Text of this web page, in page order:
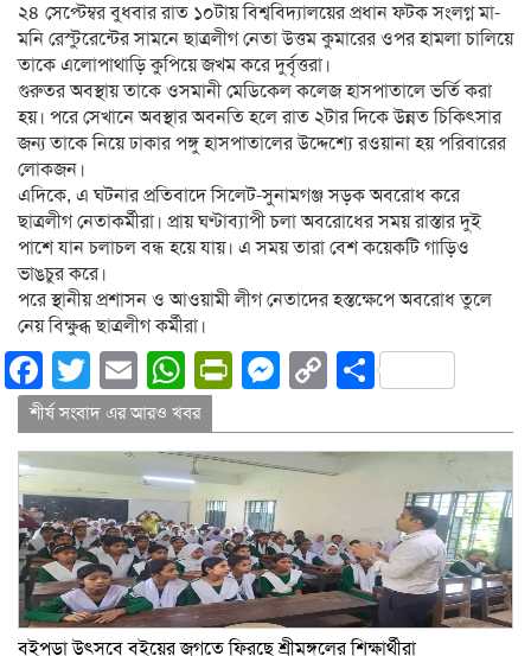
২৪ সেপ্টেম্বর বুধবার রাত ১০টায় বিশ্ববিদ্যালয়ের প্রধান ফটক সংলগ্ন মা-
মনি রেস্টুরেন্টের সামনে ছাত্রলীগ নেতা উত্তম কুমারের ওপর হামলা চালিয়ে
তাকে এলোপাথাড়ি কুপিয়ে জখম করে দুর্বৃত্তরা।
গুরুতর অবস্থায় তাকে ওসমানী মেডিকেল কলেজ হাসপাতালে ভর্তি করা
হয়। পরে সেখানে অবস্থার অবনতি হলে রাত ২টার দিকে উন্নত চিকিৎসার
জন্য তাকে নিয়ে ঢাকার পঙ্গু হাসপাতালের উদ্দেশ্যে রওয়ানা হয় পরিবারের
লোকজন।
এদিকে, এ ঘটনার প্রতিবাদে সিলেট-সুনামগঞ্জ সড়ক অবরোধ করে
ছাত্রলীগ নেতাকর্মীরা। প্রায় ঘণ্টাব্যাপী চলা অবরোধের সময় রাস্তার দুই
পাশে যান চলাচল বন্ধ হয়ে যায়। এ সময় তারা বেশ কয়েকটি গাড়িও
ভাঙচুর করে।
পরে স্থানীয় প্রশাসন ও আওয়ামী লীগ নেতাদের হস্তক্ষেপে অবরোধ তুলে
নেয় বিক্ষুব্ধ ছাত্রলীগ কর্মীরা।
Facebook
Twitter
EmailWhatsApp
PrintFriendly
Messenger
CopyShare
শীর্ষ সংবাদ এর আরও খবর
বইপড়া উৎসবে বইয়ের জগতে ফিরছে শ্রীমঙ্গলের শিক্ষার্থীরা